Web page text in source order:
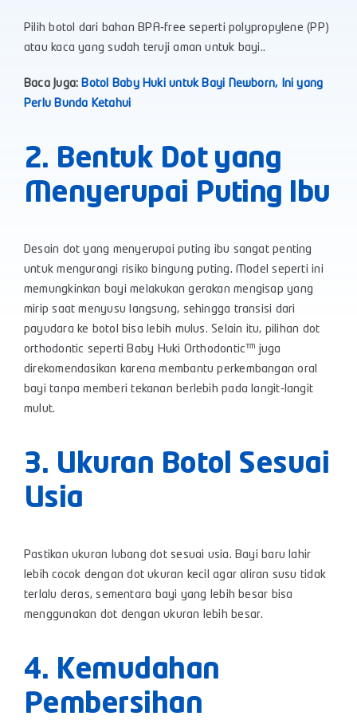
Pilih botol dari bahan BPA-free seperti polypropylene (PP)
atau kaca yang sudah teruji aman untuk bayi..
Baca Juga:Botol Baby Huki untuk Bayi Newborn, Ini yang
Perlu Bunda Ketahui
2. Bentuk Dot yang
Menyerupai Puting Ibu
Desain dot yang menyerupai puting ibu sangat penting
untuk mengurangi risiko bingung puting. Model seperti ini
memungkinkan bayi melakukan gerakan mengisap yang
mirip saat menyusu langsung, sehingga transisi dari
payudara ke botol bisa lebih mulus. Selain itu, pilihan dot
orthodontic seperti Baby Huki Orthodontic™ juga
direkomendasikan karena membantu perkembangan oral
bayi tanpa memberi tekanan berlebih pada langit-langit
mulut.
3. Ukuran Botol Sesuai
Usia
Pastikan ukuran lubang dot sesuai usia. Bayi baru lahir
lebih cocok dengan dot ukuran kecil agar aliran susu tidak
terlalu deras, sementara bayi yang lebih besar bisa
menggunakan dot dengan ukuran lebih besar.
4. Kemudahan
Pembersihan